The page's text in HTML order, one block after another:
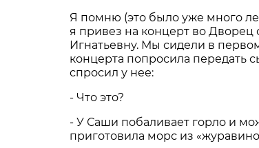
Я помню (это было уже много
я привез на концерт во Дворец
Игнатьевну. Мы сидели в
концерта попросила передать
спросил у нее:
- Что это?
- У Саши побаливает горло и
приготовила морс из